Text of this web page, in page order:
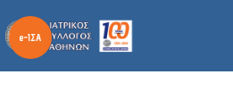
στο
περιεχόμενο